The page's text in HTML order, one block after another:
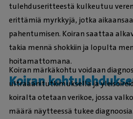
tulehduseritteestä kulkeutuu
erittämiä myrkkyjä, jotka
pahentumisen. Koiran saattaa
takia mennä shokkiin ja lopulta
hoitamattomana.
Koiran
Koiran märkäkohtu voidaan
ultraäänitutkimuksella ja
koiralta otetaan verikoe, jossa
määrä näytteessä tukee